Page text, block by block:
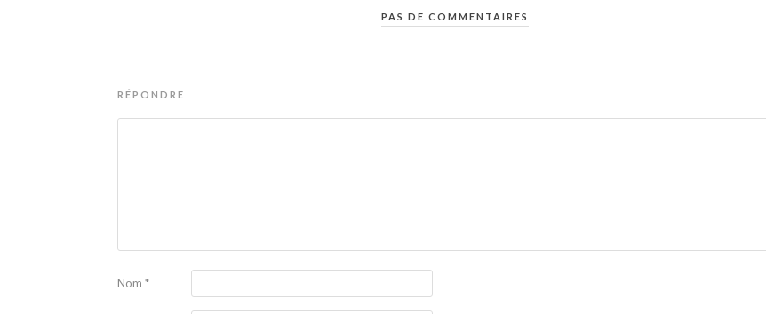
PAS DE COMMENTAIRES
RÉPONDRE
Nom *